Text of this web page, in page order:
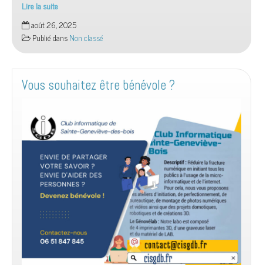
Lire la suite
Le
Club
Informatique
vous
attend
au
août 26, 2025
Publié dansNon classé
Vous souhaitez être bénévole ?